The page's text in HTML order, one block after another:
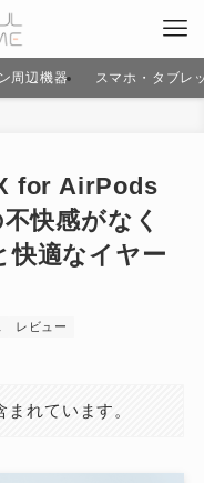
周辺機器 スマホ・タブレ
for AirPods
快感がなく
快適なイヤー
レビュー
れています。